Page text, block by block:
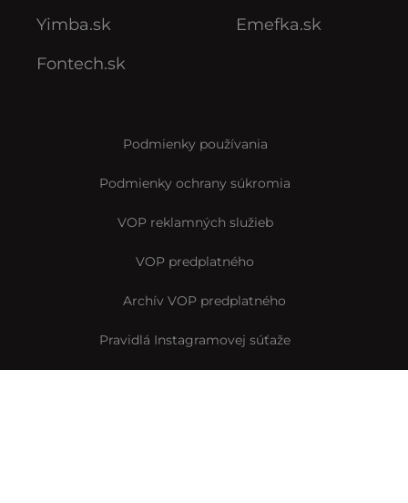
Yimba.sk
Fontech.sk
Emefka.sk
Podmienky používania
Podmienky ochrany súkromia
VOP reklamných služieb
VOP predplatného
Archív VOP predplatného
Pravidlá Instagramovej súťaže